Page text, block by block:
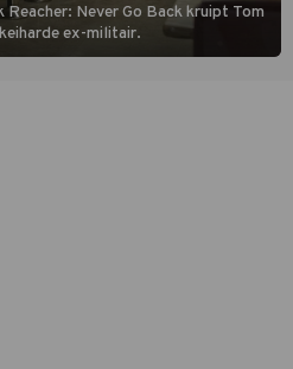
Reacher: Never Go Back kruipt Tom
ex-militair.